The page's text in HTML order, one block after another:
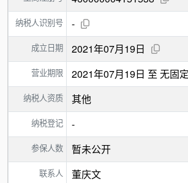
纳税人识别号 -
成立日期 2021年07月19日
营业期限 2021年07月19日 至 无固
纳税人资质 其他
纳税登记 -
参保人数 暂未公开
联系人 董庆文